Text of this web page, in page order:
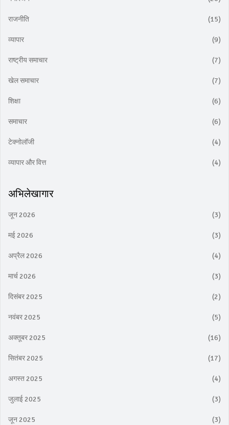
राजनीति (15)
व्यापार (9)
राष्ट्रीय समाचार (7)
खेल समाचार (7)
शिक्षा (6)
समाचार (6)
टेक्नोलॉजी (4)
व्यापार और वित्त (4)
अभिलेखागार
जून 2026 (3)
मई 2026 (3)
अप्रैल 2026 (4)
मार्च 2026 (3)
दिसंबर 2025 (2)
नवंबर 2025 (5)
अक्तूबर 2025 (16)
सितंबर 2025 (17)
अगस्त 2025 (4)
जुलाई 2025 (3)
जून 2025 (3)